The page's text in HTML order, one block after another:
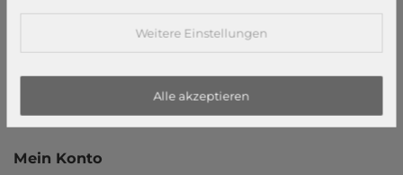
Datenschutzerklärung
Barrierefreiheitserklärung
Unsere Stores
Mein Konto
Weitere Einstellungen
Alle akzeptieren